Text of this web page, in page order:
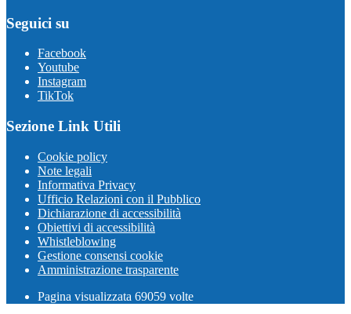
Seguici su
Facebook
Youtube
Instagram
TikTok
Sezione Link Utili
Cookie policy
Note legali
Informativa Privacy
Ufficio Relazioni con il Pubblico
Dichiarazione di accessibilità
Obiettivi di accessibilità
Whistleblowing
Gestione consensi cookie
Amministrazione trasparente
Pagina visualizzata 69059 volte